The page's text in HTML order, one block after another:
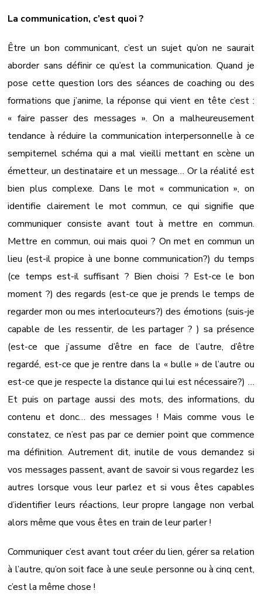
La communication, c’est quoi ?
Être un bon communicant, c’est un sujet qu’on ne saurait
aborder sans définir ce qu’est la communication. Quand je
pose cette question lors des séances de coaching ou des
formations que j’anime, la réponse qui vient en tête c’est :
« faire passer des messages ». On a malheureusement
tendance à réduire la communication interpersonnelle à ce
sempiternel schéma qui a mal vieilli mettant en scène un
émetteur, un destinataire et un message… Or la réalité est
bien plus complexe. Dans le mot « communication », on
identifie clairement le mot commun, ce qui signifie que
communiquer consiste avant tout à mettre en commun.
Mettre en commun, oui mais quoi ? On met en commun un
lieu (est-il propice à une bonne communication?) du temps
(ce temps est-il suffisant ? Bien choisi ? Est-ce le bon
moment ?) des regards (est-ce que je prends le temps de
regarder mon ou mes interlocuteurs?) des émotions (suis-je
capable de les ressentir, de les partager ? ) sa présence
(est-ce que j’assume d’être en face de l’autre, d’être
regardé, est-ce que je rentre dans la « bulle » de l’autre ou
est-ce que je respecte la distance qui lui est nécessaire?) …
Et puis on partage aussi des mots, des informations, du
contenu et donc… des messages ! Mais comme vous le
constatez, ce n’est pas par ce dernier point que commence
ma définition. Autrement dit, inutile de vous demandez si
vos messages passent, avant de savoir si vous regardez les
autres lorsque vous leur parlez et si vous êtes capables
d’identifier leurs réactions, leur propre langage non verbal
alors même que vous êtes en train de leur parler !
Communiquer c’est avant tout créer du lien, gérer sa relation
à l’autre, qu’on soit face à une seule personne ou à cinq cent,
c’est la même chose !